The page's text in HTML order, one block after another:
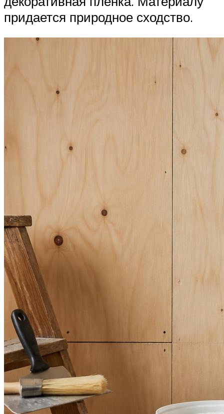
придается природное сходство.